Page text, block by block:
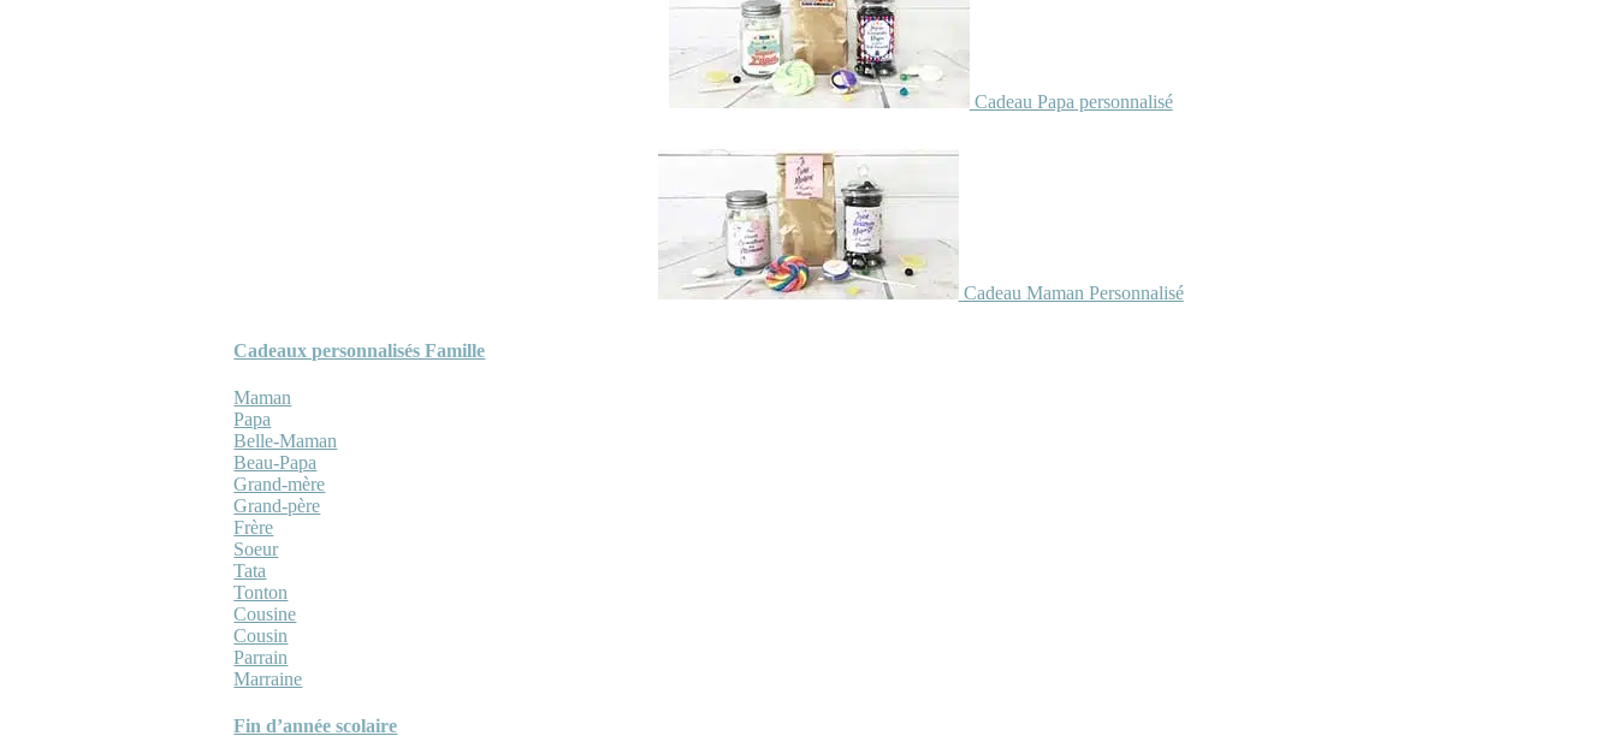
Cadeau Papa personnalisé
Cadeau Maman Personnalisé
Cadeaux personnalisés Famille
Maman
Papa
Belle-Maman
Beau-Papa
Grand-mère
Grand-père
Frère
Soeur
Tata
Tonton
Cousine
Cousin
Parrain
Marraine
Fin d’année scolaire